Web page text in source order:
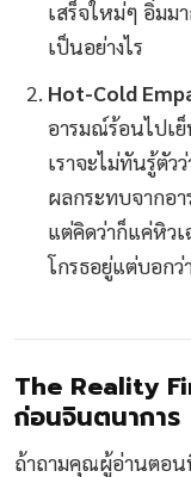
เสร็จใหม่ๆ อิ่มม
เป็นอย่างไร
Hot-Cold
อารมณ์ร้อนไปเ
เราจะไม่ทันรู้ตั
ผลกระทบจากอา
แต่คิดว่าก็แค่หิว
โกรธอยู่แต่บอก
The Reality
ก่อนจินตนาการ
ถ้าถามคุณผู้อ่านตอน